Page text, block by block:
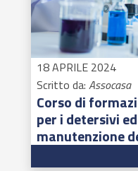
18 APRILE 2024
Scritto da: Assocasa
Corso di
per i detersivi
manutenzione